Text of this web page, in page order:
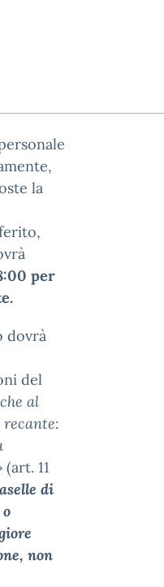
la
per
dovrà
del
al
recante:
(art. 11
di
non